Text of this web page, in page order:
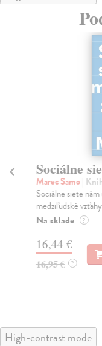
Sociálne
Marec Samo|
Sociálne siete
medziľudské
Na sklade ?
16,44 €
16,95 € ?
High-contrast mode